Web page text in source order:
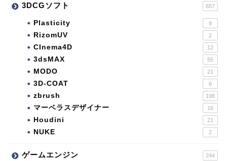
3DCGソフト 657
Plasticity 9
RizomUV 2
CInema4D 12
3dsMAX 55
MODO 21
3D-COAT 6
zbrush 198
マーベラスデザイナー 16
Houdini 21
NUKE 2
ゲームエンジン 244